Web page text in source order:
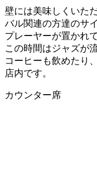
壁には美味しくいた
バル関連の方達のサ
プレーヤーが置かれ
この時間はジャズが
コーヒーも飲めたり
店内です。
カウンター席